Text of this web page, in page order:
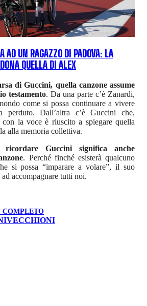
AD UN RAGAZZO DI PADOVA: LA
QUELLA DI ALEX
di Guccini, quella canzone assume
testamento. Da una parte c’è Zanardi,
come si possa continuare a vivere
perduto. Dall’altra c’è Guccini che,
la voce è riuscito a spiegare quella
alla memoria collettiva.
Guccini significa anche
. Perché finché esisterà qualcuno
si possa “imparare a volare”, il suo
accompagnare tutti noi.
VECCHIONI